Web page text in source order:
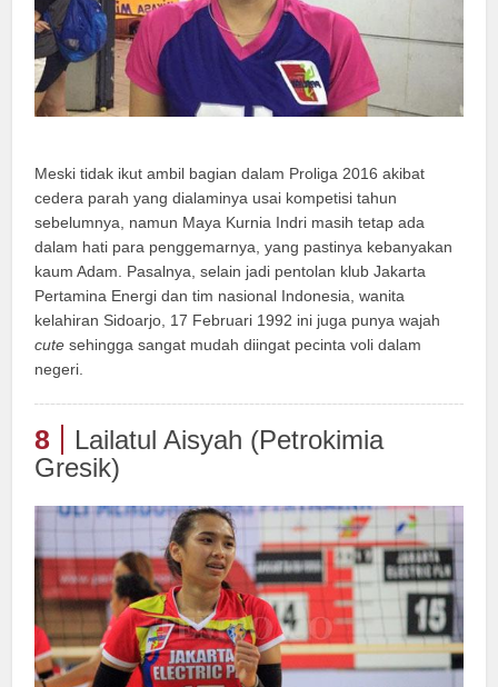
Meski tidak ikut ambil bagian dalam Proliga 2016 akibat
cedera parah yang dialaminya usai kompetisi tahun
sebelumnya, namun Maya Kurnia Indri masih tetap ada
dalam hati para penggemarnya, yang pastinya kebanyakan
kaum Adam. Pasalnya, selain jadi pentolan klub Jakarta
Pertamina Energi dan tim nasional Indonesia, wanita
kelahiran Sidoarjo, 17 Februari 1992 ini juga punya wajah
cute sehingga sangat mudah diingat pecinta voli dalam
negeri.
8
Lailatul Aisyah (Petrokimia
Gresik)